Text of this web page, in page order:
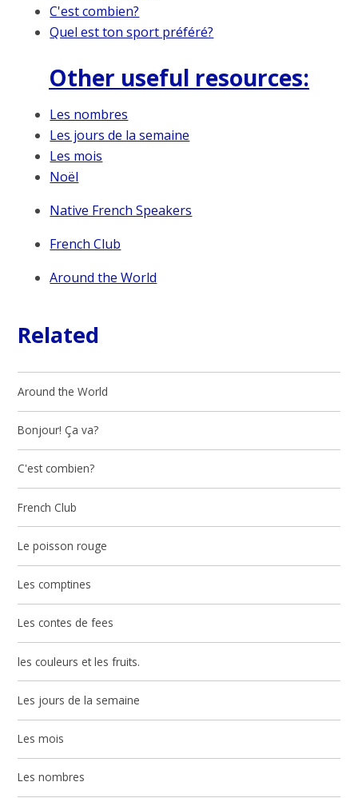
C'est combien?
Quel est ton sport préféré?
Other useful resources:
Les nombres
Les jours de la semaine
Les mois
Noël
Native French Speakers
French Club
Around the World
Related
Around the World
Bonjour! Ça va?
C'est combien?
French Club
Le poisson rouge
Les comptines
Les contes de fees
les couleurs et les fruits.
Les jours de la semaine
Les mois
Les nombres